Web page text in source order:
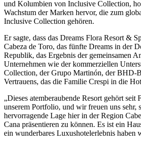
und Kolumbien von Inclusive Collection,
Wachstum der Marken hervor, die zum
Inclusive Collection gehören.
Er sagte, dass das Dreams Flora Resort &
Cabeza de Toro, das fünfte Dreams in der
Republik, das Ergebnis der gemeinsamen
Unternehmen wie der kommerziellen
Collection, der Grupo Martinón, der BHD-
Vertrauens, das die Familie Crespi in die
„Dieses atemberaubende Resort gehört seit
unserem Portfolio, und wir freuen uns sehr,
hervorragende Lage hier in der Region
Cana präsentieren zu können. Es ist ein
ein wunderbares Luxushotelerlebnis haben